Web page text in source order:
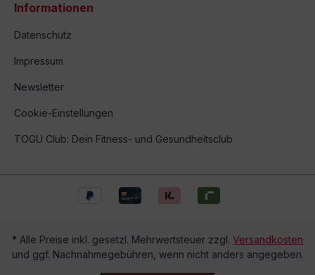
Informationen
Datenschutz
Impressum
Newsletter
Cookie-Einstellungen
TOGU Club: Dein Fitness- und Gesundheitsclub
* Alle Preise inkl. gesetzl. Mehrwertsteuer zzgl. Versandkosten
und ggf. Nachnahmegebühren, wenn nicht anders angegeben.